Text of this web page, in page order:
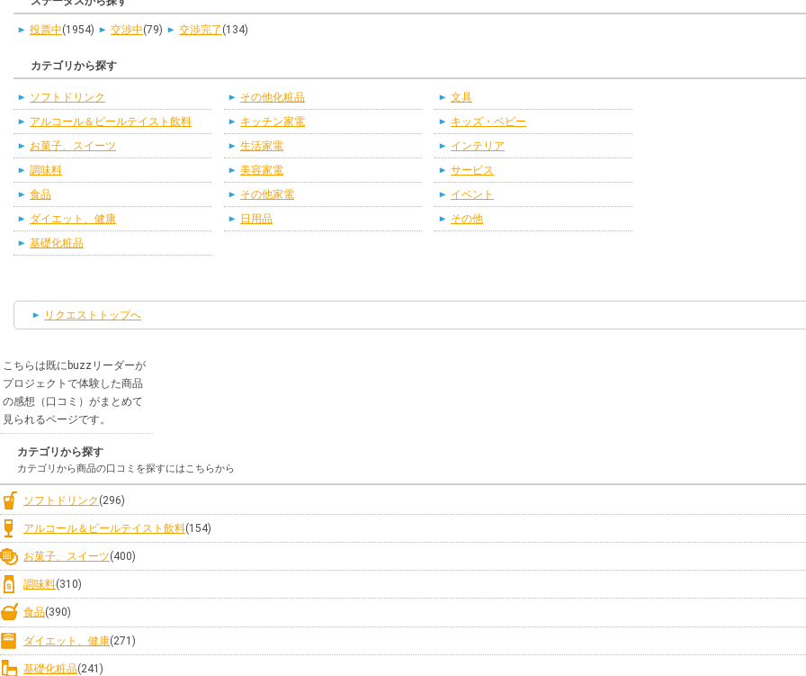
投票中(1954) 交渉中(79) 交渉完了 (134)
カテゴリから探す
ソフトドリンク
アルコール＆ビールテイスト飲料
お菓子、スイーツ
調味料
食品
ダイエット、健康
基礎化粧品
その他化粧品
キッチン家電
生活家電
美容家電
その他家電
日用品
文具
キッズ・ベビー
インテリア
サービス
イベント
その他
リクエストトップへ
こちらは既にbuzzリーダーが
プロジェクトで体験した商品
の感想（口コミ）がまとめて
見られるページです。
カテゴリから探す
カテゴリから商品の口コミを探すにはこちらから
ソフトドリンク (296)
アルコール＆ビールテイスト飲料(154)
お菓子、スイーツ(400)
調味料(310)
食品(390)
ダイエット、健康(271)
基礎化粧品(241)